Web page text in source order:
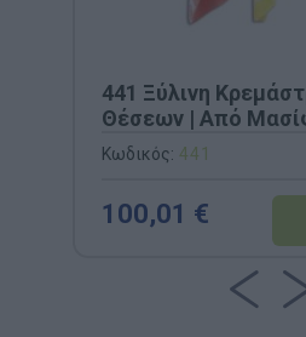
441 Ξύλινη
Θέσεων | Από
Ενσωματωμένες
Ποτηράκια
Κωδικός: 441
100,01 €